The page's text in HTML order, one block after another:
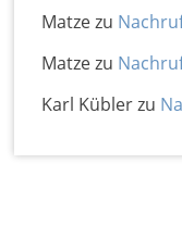
Matzezu
Matzezu
Karl Küblerzu